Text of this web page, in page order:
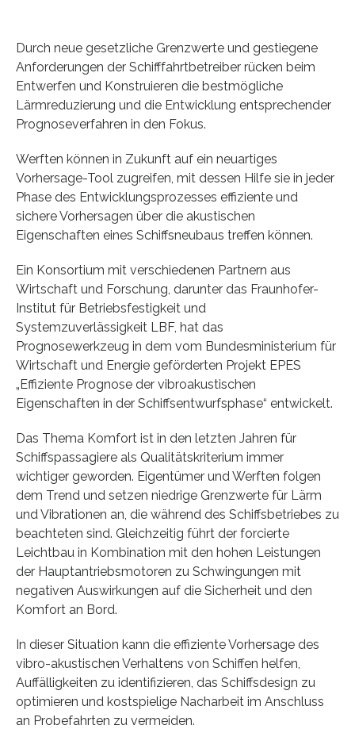
Durch neue gesetzliche Grenzwerte und gestiegene
Anforderungen der Schifffahrtbetreiber rücken beim
Entwerfen und Konstruieren die bestmögliche
Lärmreduzierung und die Entwicklung entsprechender
Prognoseverfahren in den Fokus.
Werften können in Zukunft auf ein neuartiges
Vorhersage-Tool zugreifen, mit dessen Hilfe sie in jeder
Phase des Entwicklungsprozesses effiziente und
sichere Vorhersagen über die akustischen
Eigenschaften eines Schiffsneubaus treffen können.
Ein Konsortium mit verschiedenen Partnern aus
Wirtschaft und Forschung, darunter das Fraunhofer-
Institut für Betriebsfestigkeit und
Systemzuverlässigkeit LBF, hat das
Prognosewerkzeug in dem vom Bundesministerium für
Wirtschaft und Energie geförderten Projekt EPES
„Effiziente Prognose der vibroakustischen
Eigenschaften in der Schiffsentwurfsphase“ entwickelt.
Das Thema Komfort ist in den letzten Jahren für
Schiffspassagiere als Qualitätskriterium immer
wichtiger geworden. Eigentümer und Werften folgen
dem Trend und setzen niedrige Grenzwerte für Lärm
und Vibrationen an, die während des Schiffsbetriebes zu
beachteten sind. Gleichzeitig führt der forcierte
Leichtbau in Kombination mit den hohen Leistungen
der Hauptantriebsmotoren zu Schwingungen mit
negativen Auswirkungen auf die Sicherheit und den
Komfort an Bord.
In dieser Situation kann die effiziente Vorhersage des
vibro-akustischen Verhaltens von Schiffen helfen,
Auffälligkeiten zu identifizieren, das Schiffsdesign zu
optimieren und kostspielige Nacharbeit im Anschluss
an Probefahrten zu vermeiden.